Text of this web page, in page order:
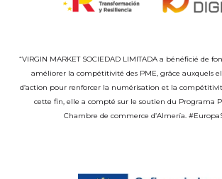
“VIRGIN MARKET SOCIEDAD LIMITADA a bénéficié de
améliorer la compétitivité des PME, grâce auxquels
d’action pour renforcer la numérisation et la
cette fin, elle a compté sur le soutien du Programa
Chambre de commerce d’Almería.